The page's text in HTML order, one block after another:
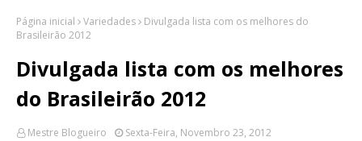
Página inicial Variedades
Divulgada lista com os melhores do
Brasileirão 2012
Divulgada lista com os melhores
do Brasileirão 2012
Mestre Blogueiro Sexta-Feira, Novembro 23, 2012